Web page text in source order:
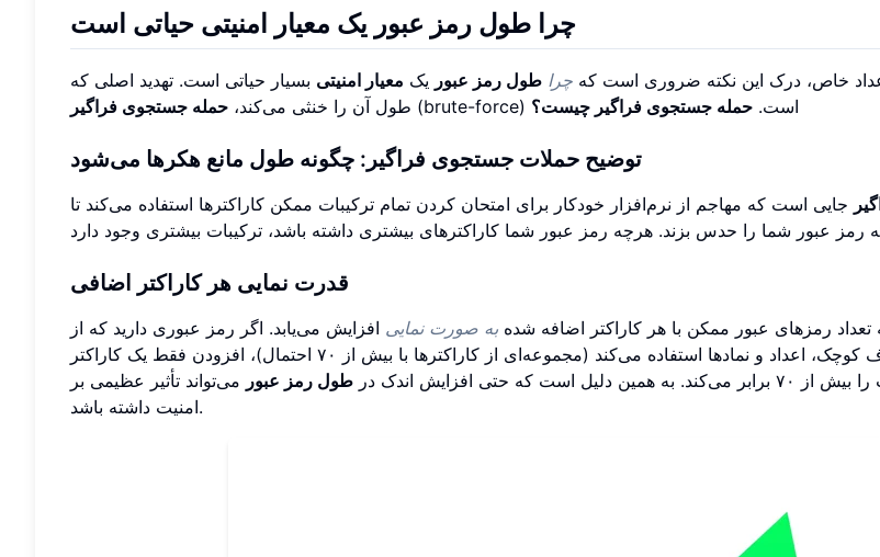
چرا طول رمز عبور یک معیار امنیتی حیاتی است
خاص، درک این نکته ضروری است که چرا طول رمز عبور یک معیار امنیتی بسیار حیاتی است. تهدید اصلی که
طول آن را خنثی می‌کند، حمله جستجوی فراگیر (brute-force) است. حمله جستجوی فراگیر چیست؟
توضیح حملات جستجوی فراگیر: چگونه طول مانع هکرها می‌شود
جایی است که مهاجم از نرم‌افزار خودکار برای امتحان کردن تمام ترکیبات ممکن کاراکترها استفاده می‌کند تا
قدرت نمایی هر کاراکتر اضافی
رمزهای عبور ممکن با هر کاراکتر اضافه شده به صورت نمایی افزایش می‌یابد. اگر رمز عبوری دارید که از
حروف بزرگ، حروف کوچک، اعداد و نمادها استفاده می‌کند (مجموعه‌ای از کاراکترها با بیش از ۷۰ احتمال)، افزودن فقط یک کاراکتر
است که حتی افزایش اندک در
طول رمز عبور می‌تواند تأثیر عظیمی بر
امنیت داشته باشد.